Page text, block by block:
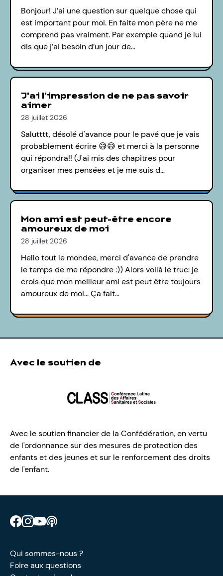
Bonjour! J’ai une question sur quelque chose qui
est important pour moi. En faite mon père ne me
comprend pas vraiment. Par exemple quand je lui
dis que j’ai besoin d’un jour de…
J'ai l'impression de ne pas savoir
aimer
28 juillet 2026
Salutttt, désolé d'avance pour le pavé que je vais
probablement écrire 😅😅 et merci à la personne
qui répondra!! (J'ai mis des chapitres pour
organiser mes pensées et je me suis d…
Mon ami est peut-être encore
amoureux de moi
28 juillet 2026
Hello tout le mondee, merci d'avance de prendre
le temps de me répondre :)) Alors voilà le truc: je
crois que mon meilleur ami est peut être toujours
amoureux de moi... Ça fait…
Avec le soutien de
Avec le soutien financier de la Confédération, en vertu
de l'ordonnance sur des mesures de protection des
enfants et des jeunes et sur le renforcement des droits
de l'enfant.
Retrouve CIAO sur Facebook
Retrouve CIAO sur Instagram
Retrouve CIAO sur YouTube
Qui sommes-nous ?
Foire aux questions